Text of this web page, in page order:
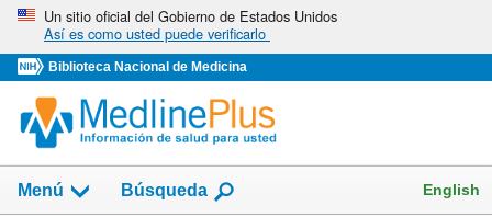
Omita
vaya
al
Contenido
Un sitio oficial del Gobierno de Estados Unidos
Así es como usted puede verificarlo
Biblioteca Nacional de Medicina
Menú
Mostrar
Búsqueda English